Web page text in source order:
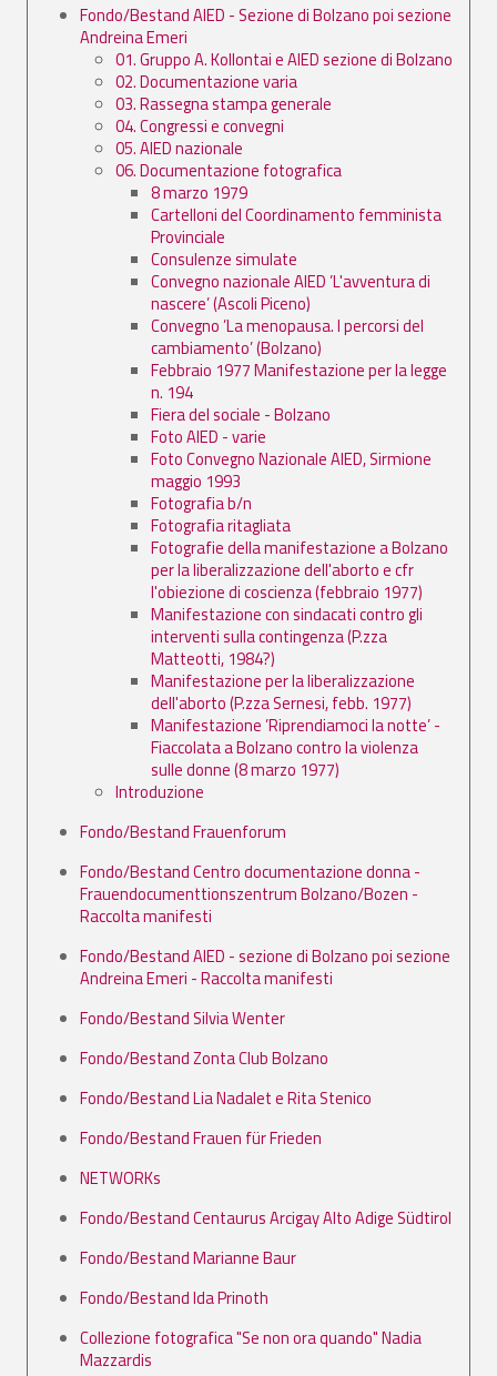
Fondo/Bestand AIED - Sezione di Bolzano poi sezione
Andreina Emeri
01. Gruppo A. Kollontai e AIED sezione di Bolzano
02. Documentazione varia
03. Rassegna stampa generale
04. Congressi e convegni
05. AIED nazionale
06. Documentazione fotografica
8 marzo 1979
Cartelloni del Coordinamento femminista
Provinciale
Consulenze simulate
Convegno nazionale AIED ’L'avventura di
nascere’ (Ascoli Piceno)
Convegno ’La menopausa. I percorsi del
cambiamento’ (Bolzano)
Febbraio 1977 Manifestazione per la legge
n. 194
Fiera del sociale - Bolzano
Foto AIED - varie
Foto Convegno Nazionale AIED, Sirmione
maggio 1993
Fotografia b/n
Fotografia ritagliata
Fotografie della manifestazione a Bolzano
per la liberalizzazione dell'aborto e cfr
l'obiezione di coscienza (febbraio 1977)
Manifestazione con sindacati contro gli
interventi sulla contingenza (P.zza
Matteotti, 1984?)
Manifestazione per la liberalizzazione
dell'aborto (P.zza Sernesi, febb. 1977)
Manifestazione ’Riprendiamoci la notte’ -
Fiaccolata a Bolzano contro la violenza
sulle donne (8 marzo 1977)
Introduzione
Fondo/Bestand Frauenforum
Fondo/Bestand Centro documentazione donna -
Frauendocumenttionszentrum Bolzano/Bozen -
Raccolta manifesti
Fondo/Bestand AIED - sezione di Bolzano poi sezione
Andreina Emeri - Raccolta manifesti
Fondo/Bestand Silvia Wenter
Fondo/Bestand Zonta Club Bolzano
Fondo/Bestand Lia Nadalet e Rita Stenico
Fondo/Bestand Frauen für Frieden
NETWORKs
Fondo/Bestand Centaurus Arcigay Alto Adige Südtirol
Fondo/Bestand Marianne Baur
Fondo/Bestand Ida Prinoth
Collezione fotografica "Se non ora quando" Nadia
Mazzardis